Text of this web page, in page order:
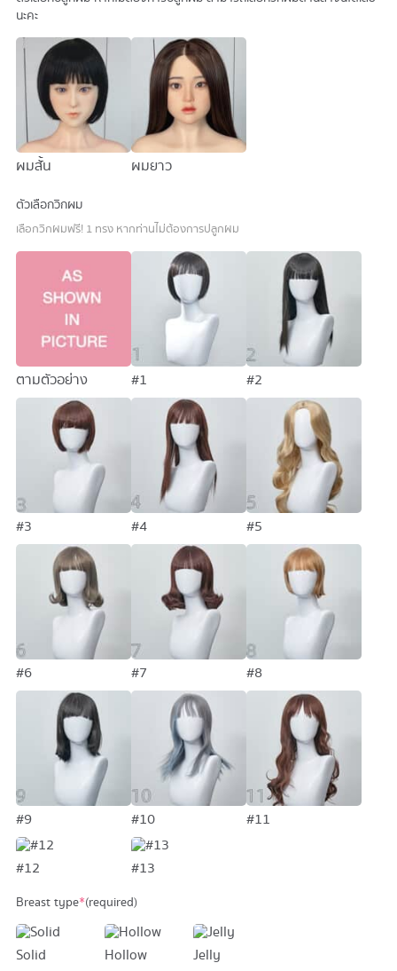
นะคะ
ผมสั้น ผมยาว
ตัวเลือกวิกผม
เลือกวิกผมฟรี! 1 ทรง หากท่านไม่ต้องการปลูกผม
ตามตัวอย่าง #1 #2
#3 #4 #5
#6 #7 #8
#9 #10 #11
#12 #13
Breast type*(required)
Solid Hollow Jelly